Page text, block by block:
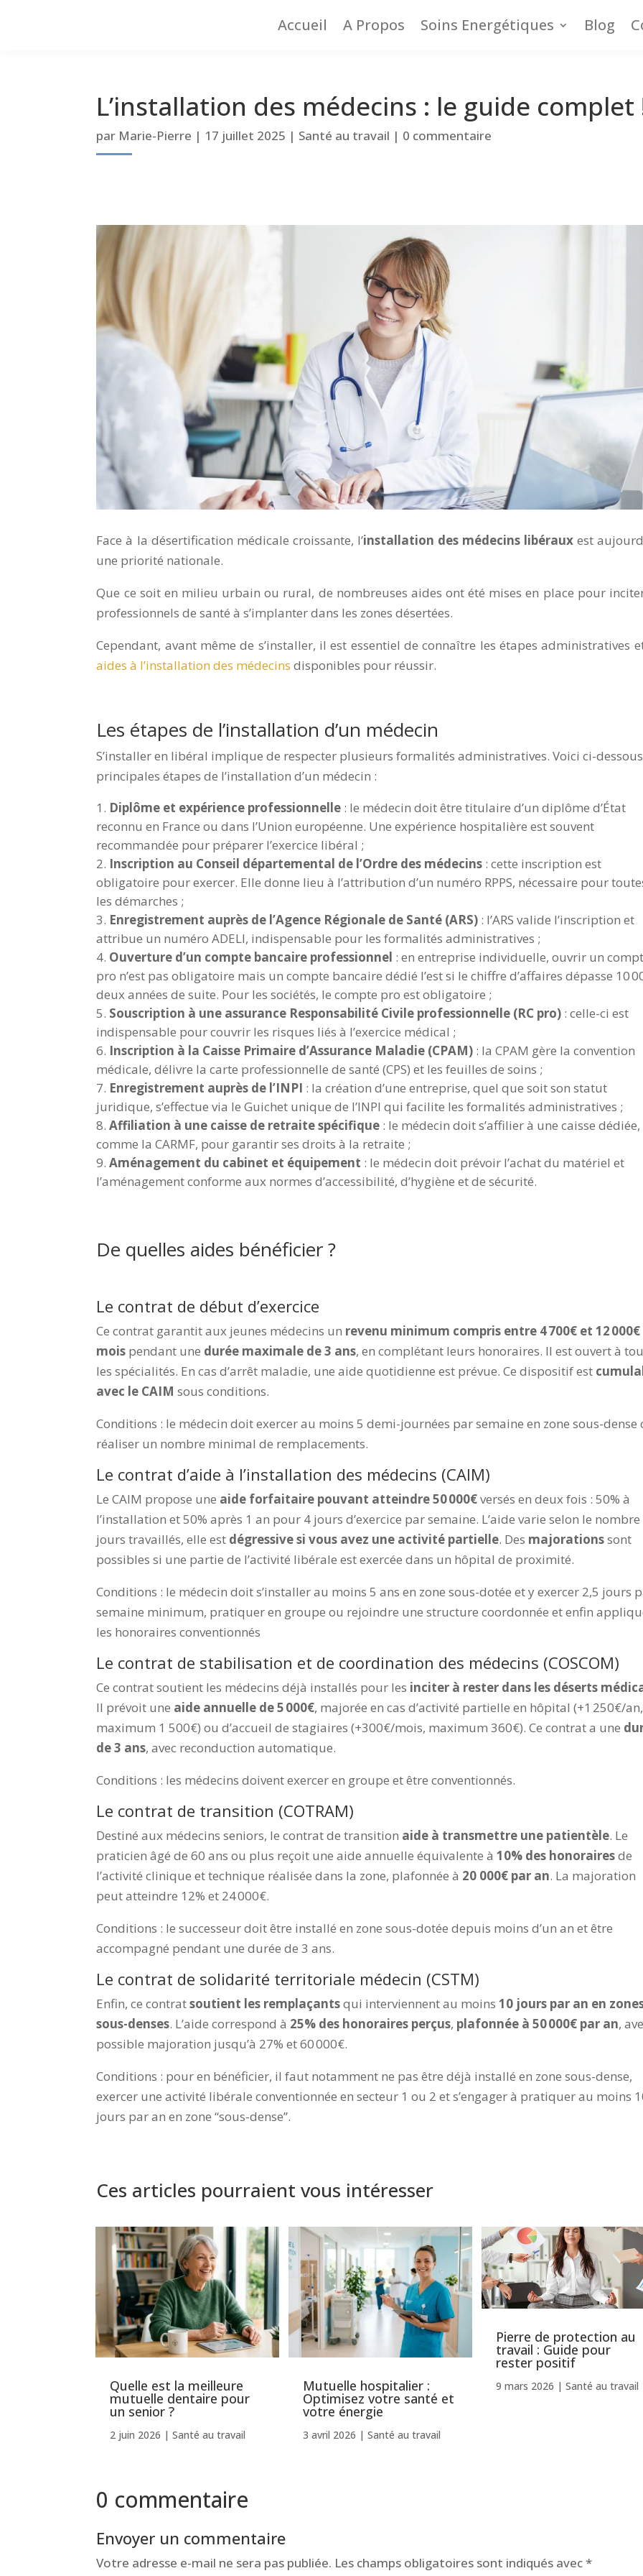
Accueil A Propos Soins Energétiques Blog
L’installation des médecins : le guide complet
par Marie-Pierre | 17 juillet 2025 | Santé au travail | 0 commentaire
Face à la désertification médicale croissante, l’installation des médecins libéraux est
une priorité nationale.
Que ce soit en milieu urbain ou rural, de nombreuses aides ont été mises en place pour
professionnels de santé à s’implanter dans les zones désertées.
Cependant, avant même de s’installer, il est essentiel de connaître les étapes administratives
aides à l’installation des médecins disponibles pour réussir.
Les étapes de l’installation d’un médecin
S’installer en libéral implique de respecter plusieurs formalités administratives. Voici ci-
principales étapes de l’installation d’un médecin :
Diplôme et expérience professionnelle : le médecin doit être titulaire d’un diplôme d’État
reconnu en France ou dans l’Union européenne. Une expérience hospitalière est souvent
recommandée pour préparer l’exercice libéral ;
Inscription au Conseil départemental de l’Ordre des médecins : cette inscription est
obligatoire pour exercer. Elle donne lieu à l’attribution d’un numéro RPPS, nécessaire pour
les démarches ;
Enregistrement auprès de l’Agence Régionale de Santé (ARS) : l’ARS valide l’inscription et
attribue un numéro ADELI, indispensable pour les formalités administratives ;
Ouverture d’un compte bancaire professionnel : en entreprise individuelle, ouvrir un
pro n’est pas obligatoire mais un compte bancaire dédié l’est si le chiffre d’affaires dépasse 10
deux années de suite. Pour les sociétés, le compte pro est obligatoire ;
Souscription à une assurance Responsabilité Civile professionnelle (RC pro) : celle-ci est
indispensable pour couvrir les risques liés à l’exercice médical ;
Inscription à la Caisse Primaire d’Assurance Maladie (CPAM) : la CPAM gère la convention
médicale, délivre la carte professionnelle de santé (CPS) et les feuilles de soins ;
Enregistrement auprès de l’INPI : la création d’une entreprise, quel que soit son statut
juridique, s’effectue via le Guichet unique de l’INPI qui facilite les formalités administratives ;
Affiliation à une caisse de retraite spécifique : le médecin doit s’affilier à une caisse dédiée,
comme la CARMF, pour garantir ses droits à la retraite ;
Aménagement du cabinet et équipement : le médecin doit prévoir l’achat du matériel et
l’aménagement conforme aux normes d’accessibilité, d’hygiène et de sécurité.
De quelles aides bénéficier ?
Le contrat de début d’exercice
Ce contrat garantit aux jeunes médecins un revenu minimum compris entre 4 700€ et 12
mois pendant une durée maximale de 3 ans, en complétant leurs honoraires. Il est ouvert à
les spécialités. En cas d’arrêt maladie, une aide quotidienne est prévue. Ce dispositif est
avec le CAIM sous conditions.
Conditions : le médecin doit exercer au moins 5 demi-journées par semaine en zone sous-dense
réaliser un nombre minimal de remplacements.
Le contrat d’aide à l’installation des médecins (CAIM)
Le CAIM propose une aide forfaitaire pouvant atteindre 50 000€versés en deux fois : 50% à
l’installation et 50% après 1 an pour 4 jours d’exercice par semaine. L’aide varie selon le nombre
jours travaillés, elle est dégressive si vous avez une activité partielle. Des majorationssont
possibles si une partie de l’activité libérale est exercée dans un hôpital de proximité.
Conditions : le médecin doit s’installer au moins 5 ans en zone sous-dotée et y exercer 2,5 jours
semaine minimum, pratiquer en groupe ou rejoindre une structure coordonnée et enfin
les honoraires conventionnés
Le contrat de stabilisation et de coordination des médecins (COSCOM)
Ce contrat soutient les médecins déjà installés pour les inciter à rester dans les déserts
Il prévoit une aide annuelle de 5 000€, majorée en cas d’activité partielle en hôpital (+1 250€/an,
maximum 1 500€) ou d’accueil de stagiaires (+300€/mois, maximum 360€). Ce contrat a une
de 3 ans, avec reconduction automatique.
Conditions : les médecins doivent exercer en groupe et être conventionnés.
Le contrat de transition (COTRAM)
Destiné aux médecins seniors, le contrat de transition aide à transmettre une patientèle. Le
praticien âgé de 60 ans ou plus reçoit une aide annuelle équivalente à 10% des honorairesde
l’activité clinique et technique réalisée dans la zone, plafonnée à 20 000€ par an. La majoration
peut atteindre 12% et 24 000€.
Conditions : le successeur doit être installé en zone sous-dotée depuis moins d’un an et être
accompagné pendant une durée de 3 ans.
Le contrat de solidarité territoriale médecin (CSTM)
Enfin, ce contratsoutient les remplaçantsqui interviennent au moins10 jours par an en
sous-denses. L’aide correspond à 25% des honoraires perçus, plafonnée à 50 000€ par an,
possible majoration jusqu’à 27% et 60 000€.
Conditions : pour en bénéficier, il faut notamment ne pas être déjà installé en zone sous-dense,
exercer une activité libérale conventionnée en secteur 1 ou 2 et s’engager à pratiquer au moins
jours par an en zone “sous-dense”.
Ces articles pourraient vous intéresser
Quelle est la meilleure
mutuelle dentaire pour
un senior ?
2 juin 2026 |Santé au travail
Mutuelle hospitalier :
Optimisez votre santé et
votre énergie
3 avril 2026 |Santé au travail
Pierre de protection au
travail : Guide pour
rester positif
9 mars 2026 |Santé au travail
0 commentaire
Envoyer un commentaire
Votre adresse e-mail ne sera pas publiée. Les champs obligatoires sont indiqués avec*